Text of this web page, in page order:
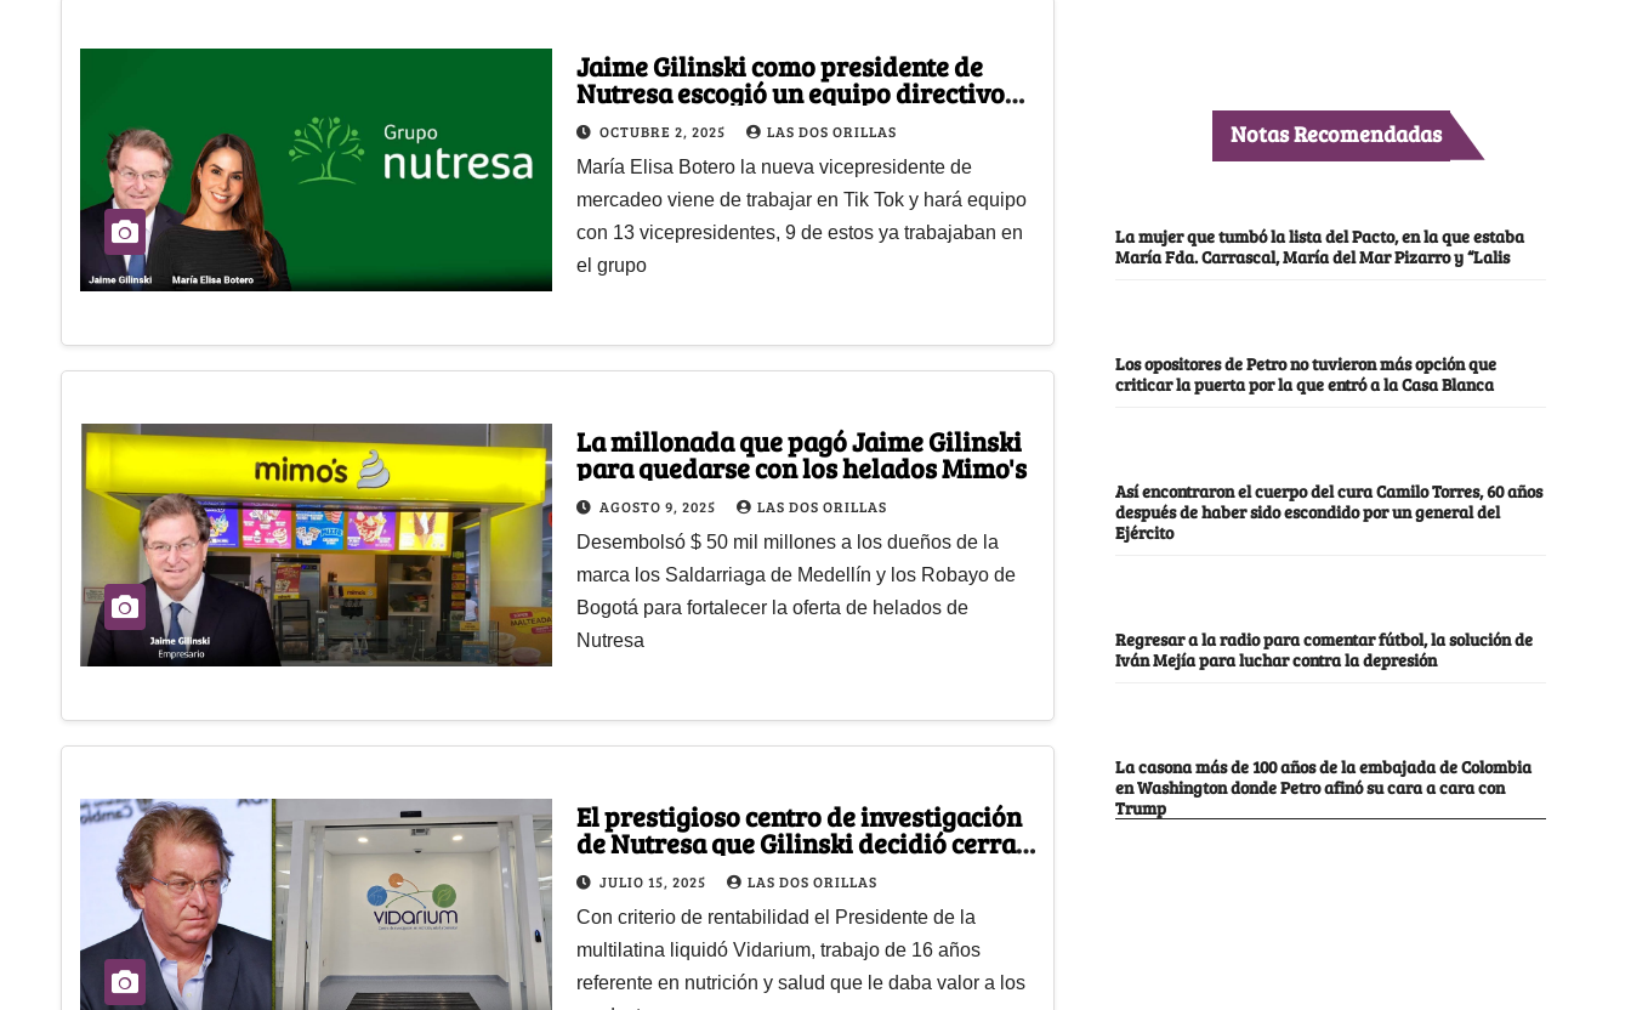
Jaime Gilinski como presidente de
Nutresa escogió un equipo directivo
masculino con una sola mujer que
acaba de entrar
OCTUBRE 2, 2025 LAS DOS ORILLAS
María Elisa Botero la nueva vicepresidente de
mercadeo viene de trabajar en Tik Tok y hará equipo
con 13 vicepresidentes, 9 de estos ya trabajaban en
el grupo
La millonada que pagó Jaime Gilinski
para quedarse con los helados Mimo's
AGOSTO 9, 2025 LAS DOS ORILLAS
Desembolsó $ 50 mil millones a los dueños de la
marca los Saldarriaga de Medellín y los Robayo de
Bogotá para fortalecer la oferta de helados de
Nutresa
El prestigioso centro de investigación
de Nutresa que Gilinski decidió cerrar
y despedir a sus miembros
JULIO 15, 2025 LAS DOS ORILLAS
Con criterio de rentabilidad el Presidente de la
multilatina liquidó Vidarium, trabajo de 16 años
referente en nutrición y salud que le daba valor a los
Notas Recomendadas
La mujer que tumbó la lista del Pacto, en la que estaba
María Fda. Carrascal, María del Mar Pizarro y “Lalis
Los opositores de Petro no tuvieron más opción que
criticar la puerta por la que entró a la Casa Blanca
Así encontraron el cuerpo del cura Camilo Torres, 60 años
después de haber sido escondido por un general del
Ejército
Regresar a la radio para comentar fútbol, la solución de
Iván Mejía para luchar contra la depresión
La casona más de 100 años de la embajada de Colombia
en Washington donde Petro afinó su cara a cara con
Trump